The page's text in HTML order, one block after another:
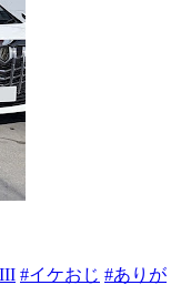
#イケおじ #ありが